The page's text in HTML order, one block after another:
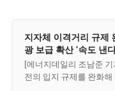
지자체 이격거리 규제
광 보급 확산 ‘속도 낸
[에너지데일리 조남준
전의 입지 규제를 완화해